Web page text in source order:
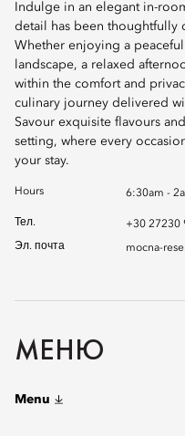
Indulge in an elegant in-
detail has been thoughtfully
Whether enjoying a
landscape, a relaxed
within the comfort and
culinary journey delivered
Savour exquisite flavours
setting, where every
your stay.
Hours 6:30am -
Тел.
+30 27230
Эл. почта
mocna-
МЕНЮ
Menu